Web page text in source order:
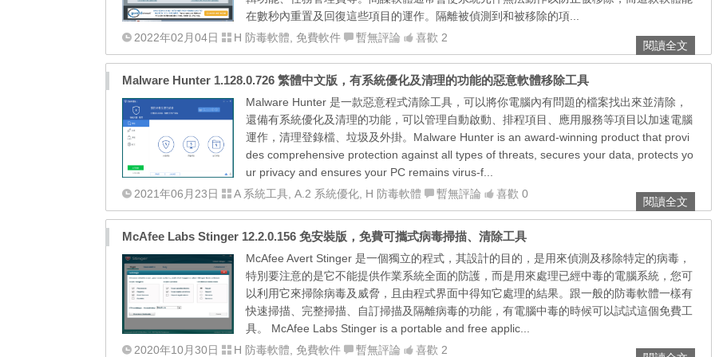
在數秒內重置及回復這些項目的運作。隔離被偵測到和被移除的項...
2022年02月04日
H 防毒軟體 免費軟件 暫無評論 喜歡 2
閱讀全文
Malware Hunter 1.128.0.726 繁體中文版，有系統優化及清理的功能的惡意軟體移除工具
Malware Hunter 是一款惡意程式清除工具，可以將你電腦內有問題的檔案找出來並清除，
還備有系統優化及清理的功能，可以管理自動啟動、排程項目、應用服務等項目以加速電腦
運作，清理登錄檔、垃圾及外掛。Malware Hunter is an award-winning product that provi
des comprehensive protection against all types of threats, secures your data, protects yo
ur privacy and ensures your PC remains virus-f...
2021年06月23日
A 系統工具 A.2 系統優化 H 防毒軟體 暫無評論 喜歡 0
閱讀全文
McAfee Labs Stinger 12.2.0.156 免安裝版，免費可攜式病毒掃描、清除工具
McAfee Avert Stinger 是一個獨立的程式，其設計的目的，是用來偵測及移除特定的病毒，
特別要注意的是它不能提供作業系統全面的防護，而是用來處理已經中毒的電腦系統，您可
以利用它來掃除病毒及威脅，且由程式界面中得知它處理的結果。跟一般的防毒軟體一樣有
快速掃描、完整掃描、自訂掃描及隔離病毒的功能，有電腦中毒的時候可以試試這個免費工
具。 McAfee Labs Stinger is a portable and free applic...
2020年10月30日
H 防毒軟體 免費軟件 暫無評論 喜歡 2